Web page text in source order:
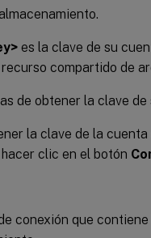
es la clave de su
compartido de
de obtener la clave
la clave de la
clic en el botón